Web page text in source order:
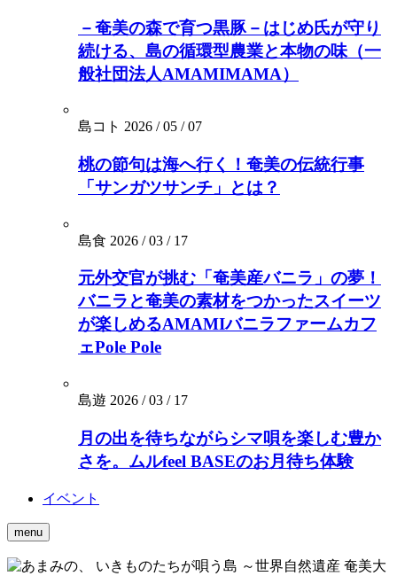
－奄美の森で育つ黒豚－はじめ氏が守り
続ける、島の循環型農業と本物の味（一
般社団法人AMAMIMAMA）
島コト 2026 / 05 / 07
桃の節句は海へ行く！奄美の伝統行事
「サンガツサンチ」とは？
島食 2026 / 03 / 17
元外交官が挑む「奄美産バニラ」の夢！
バニラと奄美の素材をつかったスイーツ
が楽しめるAMAMIバニラファームカフ
ェPole Pole
島遊 2026 / 03 / 17
月の出を待ちながらシマ唄を楽しむ豊か
さを。ムルfeel BASEのお月待ち体験
イベント
menu
いきものたちが唄う島 ～世界自然遺産 奄美大